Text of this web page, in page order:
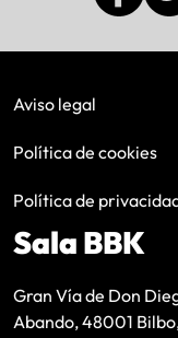
Aviso legal
Política de cookies
Política de
Sala BBK
Gran Vía de Don
Abando, 48001